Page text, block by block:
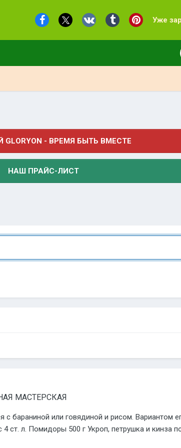
Уже
- ВРЕМЯ БЫТЬ ВМЕСТЕ
НАШ ПРАЙС-ЛИСТ
МАСТЕРСКАЯ
бараниной или говядиной и рисом. Вариантом
ст. л. Помидоры 500 г Укроп, петрушка и кинза